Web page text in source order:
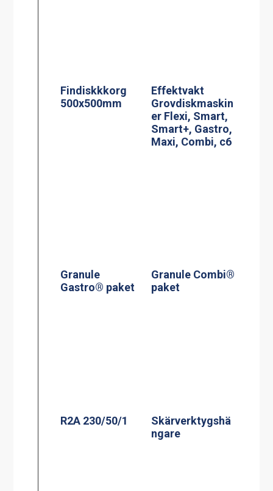
Findiskkkorg
500x500mm
Effektvakt
Grovdiskmaskin
er Flexi, Smart,
Smart+, Gastro,
Maxi, Combi, c6
Granule
Gastro® paket
Granule Combi®
paket
R2A 230/50/1
Skärverktygshä
ngare